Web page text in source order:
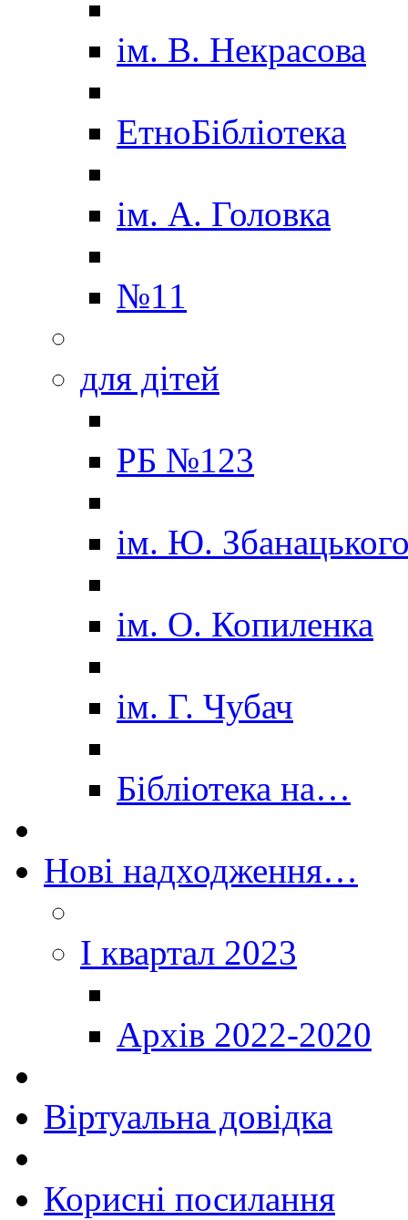
ім. В. Некрасова
ЕтноБібліотека
ім. А. Головка
№11
для дітей
РБ №123
ім. Ю.
ім. О. Копиленка
ім. Г. Чубач
Бібліотека на…
Нові надходження…
I квартал 2023
Архів 2022-2020
Віртуальна довідка
Корисні посилання